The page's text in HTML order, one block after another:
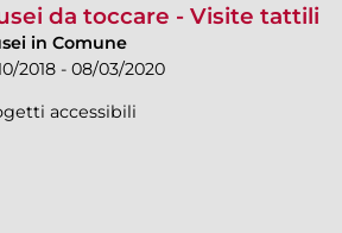
da toccare - Visite tattili
in Comune
2018 - 08/03/2020
accessibili